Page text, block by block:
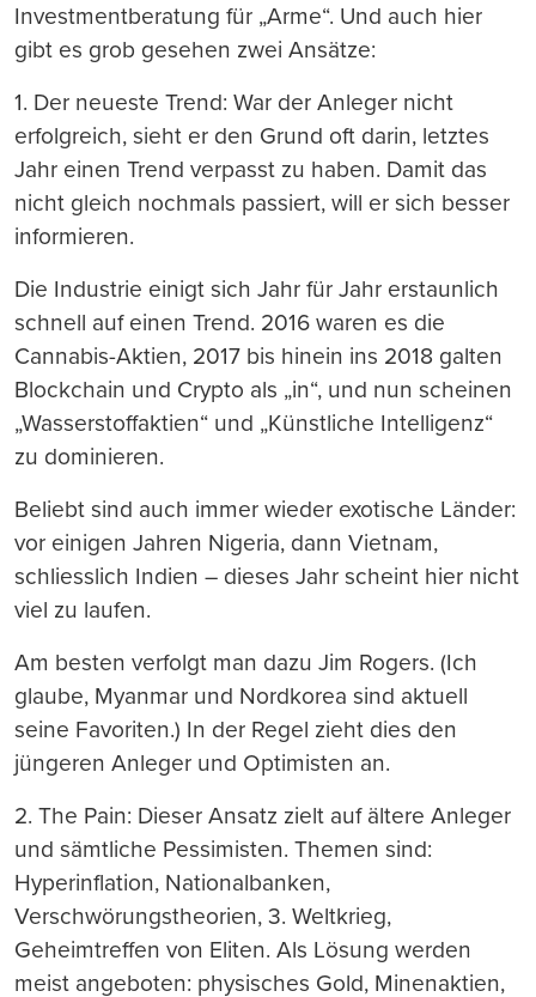
Investmentberatung für „Arme“. Und auch hier
gibt es grob gesehen zwei Ansätze:
1. Der neueste Trend: War der Anleger nicht
erfolgreich, sieht er den Grund oft darin, letztes
Jahr einen Trend verpasst zu haben. Damit das
nicht gleich nochmals passiert, will er sich besser
informieren.
Die Industrie einigt sich Jahr für Jahr erstaunlich
schnell auf einen Trend. 2016 waren es die
Cannabis-Aktien, 2017 bis hinein ins 2018 galten
Blockchain und Crypto als „in“, und nun scheinen
„Wasserstoffaktien“ und „Künstliche Intelligenz“
zu dominieren.
Beliebt sind auch immer wieder exotische Länder:
vor einigen Jahren Nigeria, dann Vietnam,
schliesslich Indien – dieses Jahr scheint hier nicht
viel zu laufen.
Am besten verfolgt man dazu Jim Rogers. (Ich
glaube, Myanmar und Nordkorea sind aktuell
seine Favoriten.) In der Regel zieht dies den
jüngeren Anleger und Optimisten an.
2. The Pain: Dieser Ansatz zielt auf ältere Anleger
und sämtliche Pessimisten. Themen sind:
Hyperinflation, Nationalbanken,
Verschwörungstheorien, 3. Weltkrieg,
Geheimtreffen von Eliten. Als Lösung werden
meist angeboten: physisches Gold, Minenaktien,